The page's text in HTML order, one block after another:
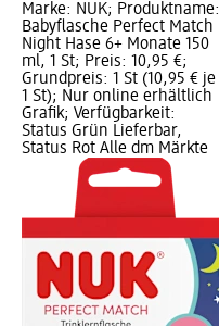
Marke: NUK; Produktname:
Babyflasche Perfect Match
Night Hase 6+ Monate 150
ml, 1 St; Preis: 10,95 €;
Grundpreis: 1 St (10,95 € je
1 St); Nur online erhältlich
Grafik; Verfügbarkeit:
Status Grün Lieferbar,
Status Rot Alle dm Märkte